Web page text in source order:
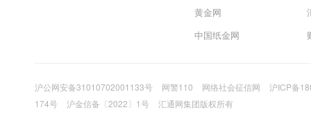
黄金网
中国纸金网
沪公网安备31010702001133号 网警110 网络社会征信网
沪ICP备
174号
沪金信备〔2022〕1号 汇通网集团版权所有